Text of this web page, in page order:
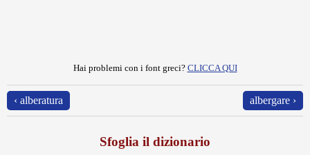
Hai problemi con i font greci? CLICCA QUI
‹ alberatura albergare ›
Sfoglia il dizionario